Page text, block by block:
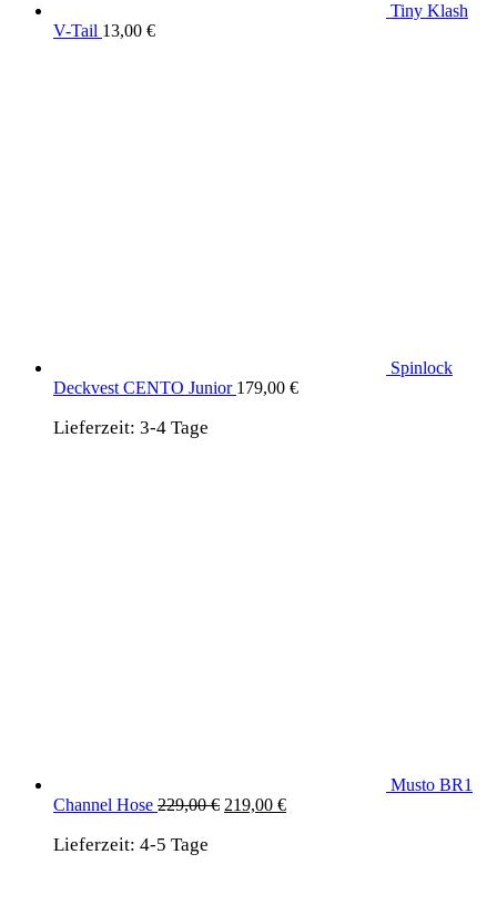
Tiny Klash
V-Tail 13,00 €
Spinlock
Deckvest CENTO Junior 179,00 €
Lieferzeit: 3-4 Tage
Musto BR1
Channel Hose 229,00€ Ursprünglicher
219,00 €Aktueller
Lieferzeit: 4-5 Tage